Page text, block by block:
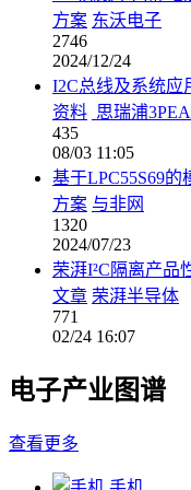
方案 东沃电子
2746
2024/12/24
I2C总线及系统应
资料 思瑞浦
435
08/03 11:05
基于LPC55S69的
方案 与非网
1320
2024/07/23
荣湃I²C隔离产品
文章 荣湃半导体
771
02/24 16:07
电子产业图谱
查看更多